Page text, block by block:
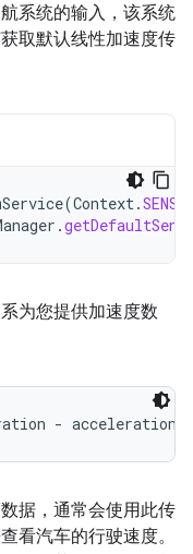
系统的输入，该系统
取默认线性加速度传
(Context.
.
为您提供加速度数
据，通常会使用此传
看汽车的行驶速度。